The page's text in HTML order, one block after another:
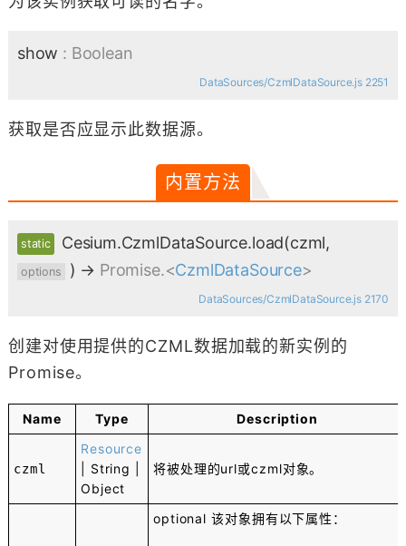
show : Boolean
DataSources/CzmlDataSource.js 2251
获取是否应显示此数据源。
内置方法
static Cesium.CzmlDataSource.load(czml,
options ) → Promise.<CzmlDataSource>
DataSources/CzmlDataSource.js 2170
创建对使用提供的CZML数据加载的新实例的
Promise。
Name Type Description
czml
Resource
String
Object
将被处理的url或czml对象。
optional 该对象拥有以下属性：